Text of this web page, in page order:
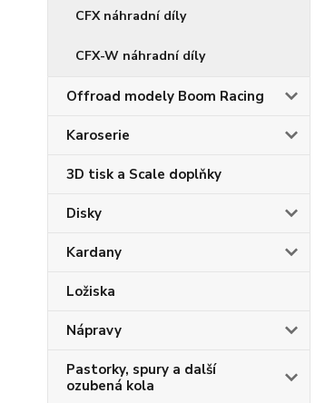
CFX náhradní díly
CFX-W náhradní díly
Offroad modely Boom Racing
Karoserie
3D tisk a Scale doplňky
Disky
Kardany
Ložiska
Nápravy
Pastorky, spury a další
ozubená kola